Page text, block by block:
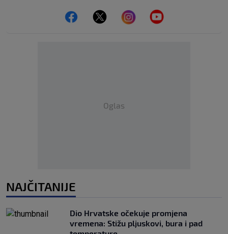
Oglas
NAJČITANIJE
Dio Hrvatske očekuje promjena
vremena: Stižu pljuskovi, bura i pad